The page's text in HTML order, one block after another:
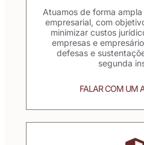
Atuamos de forma
empresarial, com
minimizar custos
empresas e
defesas e
segunda
FALAR COM UM